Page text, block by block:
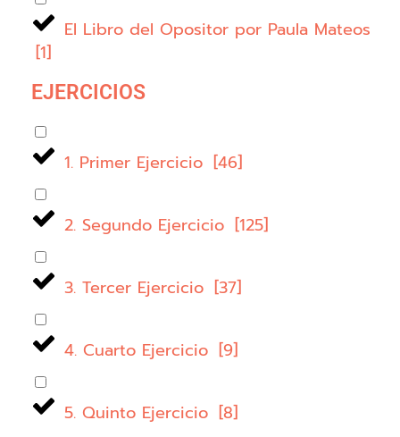
El Libro del Opositor por Paula Mateos
[1]
EJERCICIOS
1. Primer Ejercicio [46]
2. Segundo Ejercicio [125]
3. Tercer Ejercicio [37]
4. Cuarto Ejercicio [9]
5. Quinto Ejercicio [8]